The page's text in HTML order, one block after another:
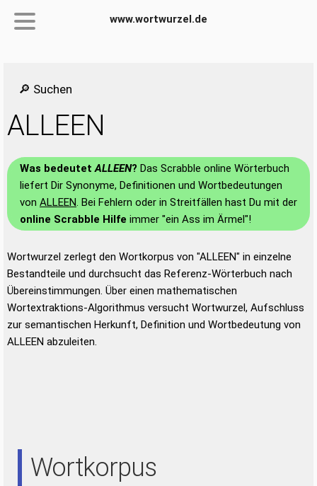
www.wortwurzel.de
🔎 Suchen
ALLEEN
Was bedeutetALLEEN? Das Scrabble online Wörterbuch
liefert Dir Synonyme, Definitionen und Wortbedeutungen
von ALLEEN. Bei Fehlern oder in Streitfällen hast Du mit der
online Scrabble Hilfe immer "ein Ass im Ärmel"!
Wortwurzel zerlegt den Wortkorpus von "ALLEEN" in einzelne
Bestandteile und durchsucht das Referenz-Wörterbuch nach
Übereinstimmungen. Über einen mathematischen
Wortextraktions-Algorithmus versucht Wortwurzel, Aufschluss
zur semantischen Herkunft, Definition und Wortbedeutung von
ALLEEN abzuleiten.
Wortkorpus